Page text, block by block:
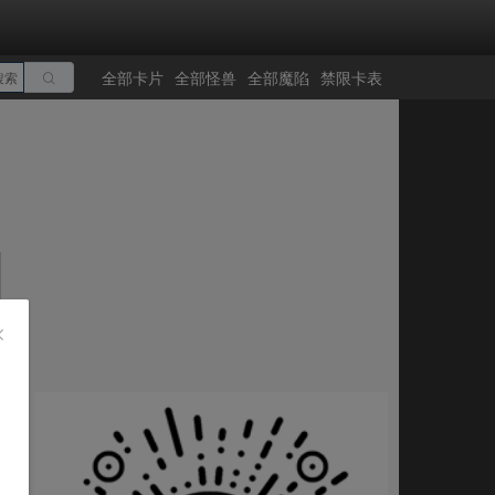
索 全部卡片 全部怪兽 全部魔陷 禁限卡表